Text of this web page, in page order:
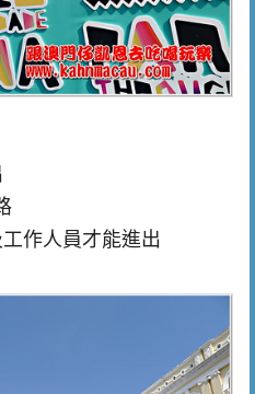
作人員才能進出